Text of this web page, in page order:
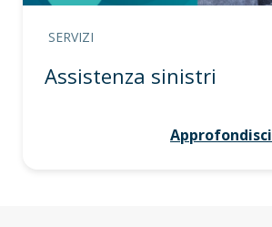
SERVIZI
Assistenza sinistri
Approfondisci